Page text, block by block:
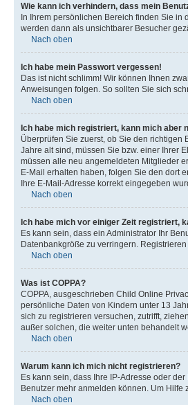
Wie kann ich verhindern, dass mein
In Ihrem persönlichen Bereich finden Sie in
werden dann als unsichtbarer Besucher
Nach oben
Ich habe mein Passwort vergessen!
Das ist nicht schlimm! Wir können Ihnen
Anweisungen folgen. So sollten Sie sich
Nach oben
Ich habe mich registriert, kann mich aber
Überprüfen Sie zuerst, ob Sie den
Jahre alt sind, müssen Sie bzw. einer Ihrer
müssen alle neu angemeldeten Mitglieder
E-Mail erhalten haben, folgen Sie den dort
Ihre E-Mail-Adresse korrekt eingegeben
Nach oben
Ich habe mich vor einiger Zeit registriert,
Es kann sein, dass ein Administrator Ihr
Datenbankgröße zu verringern.
Nach oben
Was ist COPPA?
COPPA, ausgeschrieben Child Online
persönliche Daten von Kindern unter 13
sich zu registrieren versuchen, zutrifft,
außer solchen, die weiter unten behandelt
Nach oben
Warum kann ich mich nicht registrieren?
Es kann sein, dass Ihre IP-Adresse oder
Benutzer mehr anmelden können. Um Hilfe
Nach oben